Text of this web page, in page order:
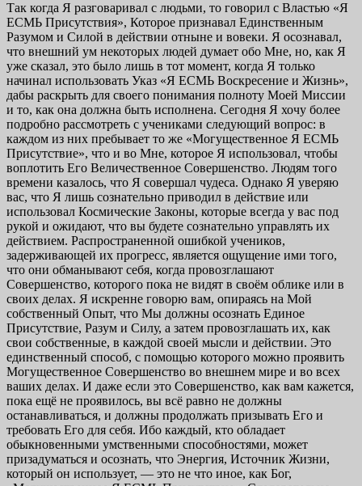
Так когда Я разговаривал с людьми, то говорил с Властью «Я
ЕСМЬ Присутствия», Которое признавал Единственным
Разумом и Силой в действии отныне и вовеки. Я осознавал,
что внешний ум некоторых людей думает обо Мне, но, как Я
уже сказал, это было лишь в тот момент, когда Я только
начинал использовать Указ «Я ЕСМЬ Воскресение и Жизнь»,
дабы раскрыть для своего понимания полноту Моей Миссии
и то, как она должна быть исполнена. Сегодня Я хочу более
подробно рассмотреть с учениками следующий вопрос: в
каждом из них пребывает то же «Могущественное Я ЕСМЬ
Присутствие», что и во Мне, которое Я использовал, чтобы
воплотить Его Величественное Совершенство. Людям того
времени казалось, что Я совершал чудеса. Однако Я уверяю
вас, что Я лишь сознательно приводил в действие или
использовал Космические Законы, которые всегда у вас под
рукой и ожидают, что вы будете сознательно управлять их
действием. Распространенной ошибкой учеников,
задерживающей их прогресс, является ощущение ими того,
что они обманывают себя, когда провозглашают
Совершенство, которого пока не видят в своём облике или в
своих делах. Я искренне говорю вам, опираясь на Мой
собственный Опыт, что Мы должны осознать Единое
Присутствие, Разум и Силу, а затем провозглашать их, как
свои собственные, в каждой своей мысли и действии. Это
единственный способ, с помощью которого можно проявить
Могущественное Совершенство во внешнем мире и во всех
ваших делах. И даже если это Совершенство, как вам кажется,
пока ещё не проявилось, вы всё равно не должны
останавливаться, и должны продолжать призывать Его и
требовать Его для себя. Ибо каждый, кто обладает
обыкновенными умственными способностями, может
призадуматься и осознать, что Энергия, Источник Жизни,
который он использует, — это не что иное, как Бог,